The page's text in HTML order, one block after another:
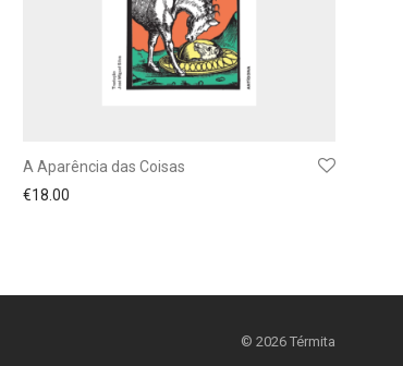
A Aparência das Coisas
€18.00
© 2026Térmita